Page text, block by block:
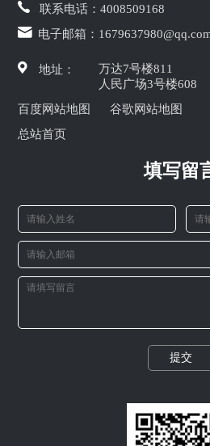
联系电话：4008509168
电子邮箱：
地址：
万达7号楼811
人民广场3号楼608
百度网站地图
谷歌网站地图
总站首页
填写留
提交